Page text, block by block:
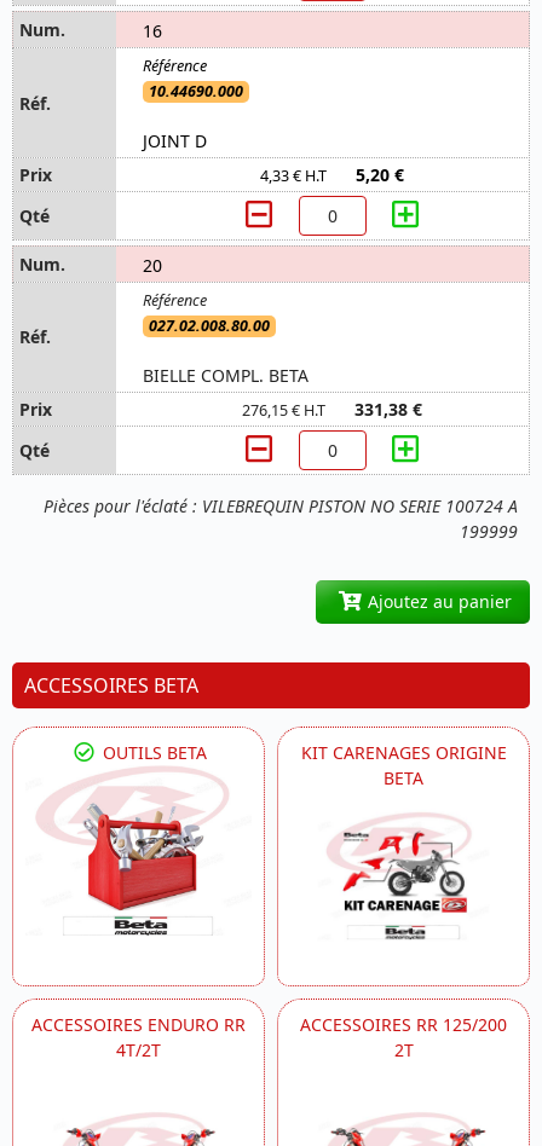
Pièces pour l'éclaté : VILEBREQUIN PISTON NO SERIE 100724 A
199999
16
10.44690.000
JOINT D
4,33 € H.T 5,20 €
20
027.02.008.80.00
BIELLE COMPL. BETA
276,15 € H.T 331,38 €
Ajoutez au panier
ACCESSOIRES BETA
OUTILS BETA
KIT CARENAGES ORIGINE
BETA
ACCESSOIRES ENDURO RR
4T/2T
ACCESSOIRES RR 125/200
2T